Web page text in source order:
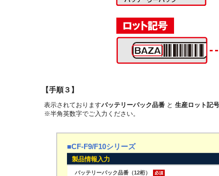
【手順３】
表示されておりますバッテリーパック品番 と 生産ロット記号
※半角英数字でご入力ください。
■CF-F9/F10シリーズ
製品情報入力
バッテリーパック品番（12桁） 必須